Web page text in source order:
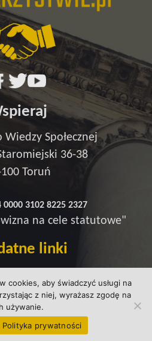
cookies, aby świadczyć usługi na
z niej, wyrażasz zgodę na
używanie.
Polityka prywatności
Wiedzy Społecznej
36-38
Toruń
0000 3102 8225 2327
na cele statutowe"
linki